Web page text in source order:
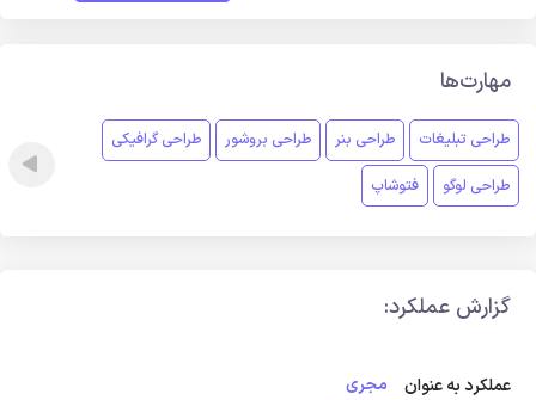
مهارت‌ها
طراحی تبلیغات طراحی بنر طراحی بروشور طراحی گرافیکی
طراحی لوگو فتوشاپ
گزارش عملکرد:
عملکرد به عنوان مجری